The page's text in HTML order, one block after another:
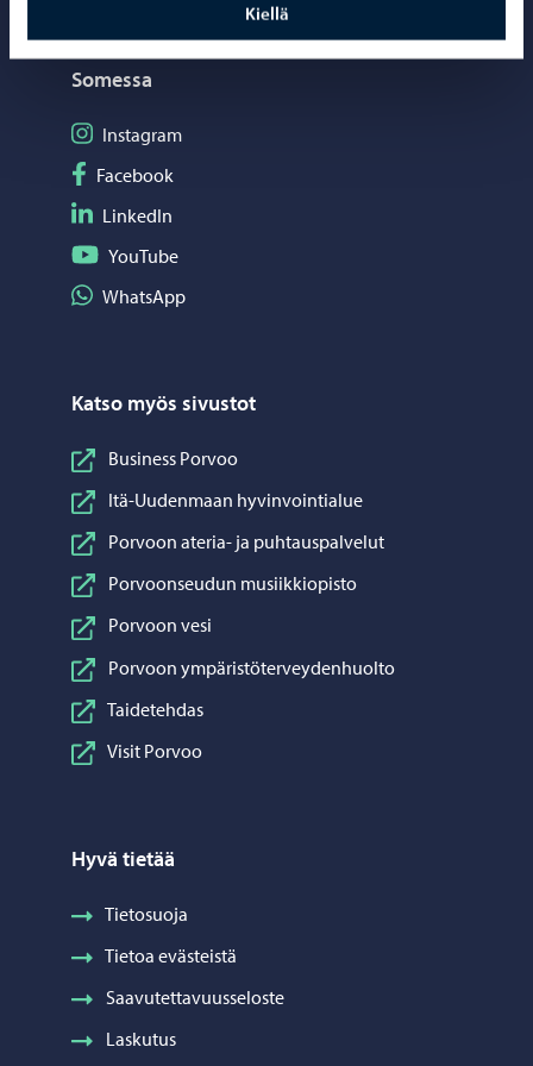
Kiellä
Somessa
Seuraa Instagram
Instagram
Seuraa Facebook
Facebook
Seuraa LinkedIn
LinkedIn
Seuraa YouTube
YouTube
Jaa WhatsApp
WhatsApp
Katso myös sivustot
Business Porvoo
Itä-Uudenmaan hyvinvointialue
Porvoon ateria- ja puhtauspalvelut
Porvoonseudun musiikkiopisto
Porvoon vesi
Porvoon ympäristöterveydenhuolto
Taidetehdas
Visit Porvoo
Hyvä tietää
Tietosuoja
Tietoa evästeistä
Saavutettavuusseloste
Laskutus